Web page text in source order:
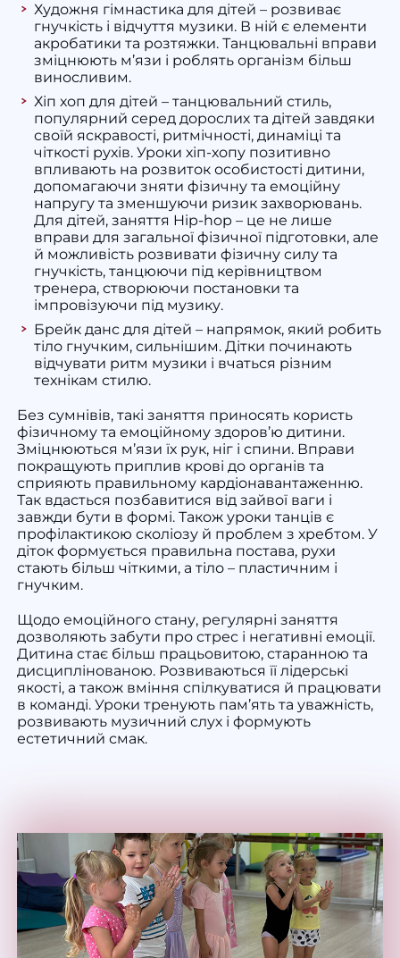
Художня гімнастика для дітей – розвиває
гнучкість і відчуття музики. В ній є елементи
акробатики та розтяжки. Танцювальні вправи
зміцнюють м’язи і роблять організм більш
виносливим.
Хіп хоп для дітей – танцювальний стиль,
популярний серед дорослих та дітей завдяки
своїй яскравості, ритмічності, динаміці та
чіткості рухів. Уроки хіп-хопу позитивно
впливають на розвиток особистості дитини,
допомагаючи зняти фізичну та емоційну
напругу та зменшуючи ризик захворювань.
Для дітей, заняття Hip-hop – це не лише
вправи для загальної фізичної підготовки, але
й можливість розвивати фізичну силу та
гнучкість, танцюючи під керівництвом
тренера, створюючи постановки та
імпровізуючи під музику.
Брейк данс для дітей – напрямок, який робить
тіло гнучким, сильнішим. Дітки починають
відчувати ритм музики і вчаться різним
технікам стилю.
Без сумнівів, такі заняття приносять користь
фізичному та емоційному здоров’ю дитини.
Зміцнюються м’язи їх рук, ніг і спини. Вправи
покращують приплив крові до органів та
сприяють правильному кардіонавантаженню.
Так вдасться позбавитися від зайвої ваги і
завжди бути в формі. Також уроки танців є
профілактикою сколіозу й проблем з хребтом. У
діток формується правильна постава, рухи
стають більш чіткими, а тіло – пластичним і
гнучким.
Щодо емоційного стану, регулярні заняття
дозволяють забути про стрес і негативні емоції.
Дитина стає більш працьовитою, старанною та
дисциплінованою. Розвиваються її лідерські
якості, а також вміння спілкуватися й працювати
в команді. Уроки тренують пам’ять та уважність,
розвивають музичний слух і формують
естетичний смак.